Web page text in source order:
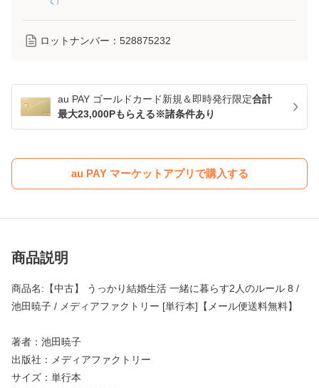
ロットナンバー： 528875232
au PAY ゴールドカード新規＆即時発行限定合計
最大23,000Pもらえる※諸条件あり
au PAY マーケットアプリで購入する
商品説明
商品名:【中古】 うっかり結婚生活 一緒に暮らす2人のルール 8 /
池田暁子 / メディアファクトリー [単行本]【メール便送料無料】
著者：池田暁子
出版社：メディアファクトリー
サイズ：単行本